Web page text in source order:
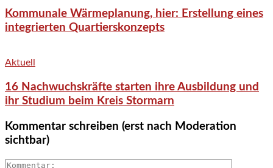
Kommunale Wärmeplanung, hier: Erstellung eines
integrierten Quartierskonzepts
Aktuell
16 Nachwuchskräfte starten ihre Ausbildung und
ihr Studium beim Kreis Stormarn
Kommentar schreiben (erst nach Moderation
sichtbar)